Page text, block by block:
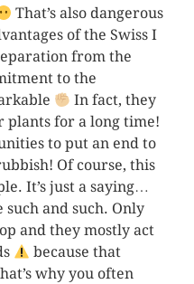
That’s also dangerous
of the Swiss I
from the
to the
In fact, they
plants for a long time!
to put an end to
Of course, this
It’s just a saying…
and such. Only
and they mostly act
because that
why you often